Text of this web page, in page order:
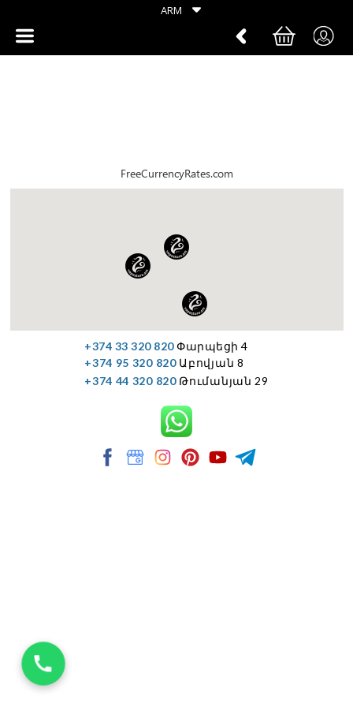
ARM
FreeCurrencyRates.com
+374 33 320 820Փարպեցի 4
+374 95 320 820 Աբովյան 8
+374 44 320 820Թումանյան 29